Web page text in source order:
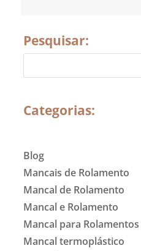
Pesquisar:
Categorias:
Blog
Mancais de Rolamento
Mancal de Rolamento
Mancal e Rolamento
Mancal para Rolamentos
Mancal termoplástico